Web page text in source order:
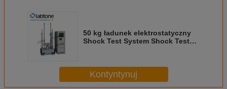
50 kg ładunek elektrostatyczny
Shock Test System Shock Test
Kontyntynuj